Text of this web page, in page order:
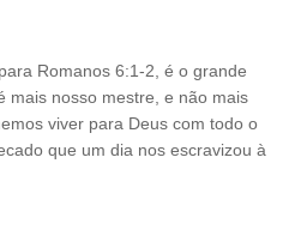
Romanos 6:1-2, é o grande
mais nosso mestre, e não mais
viver para Deus com todo o
que um dia nos escravizou à